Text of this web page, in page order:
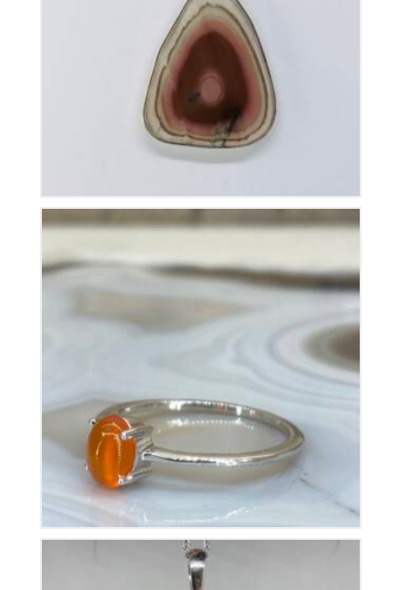
Pendentif Jaspe Impérial
110